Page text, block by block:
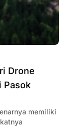
Drone
Pasok
memiliki